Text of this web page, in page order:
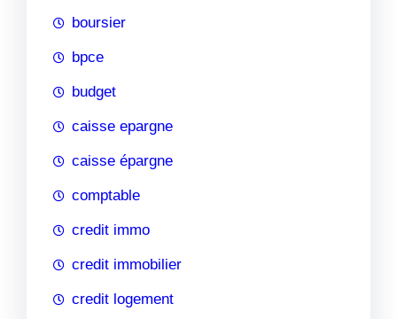
boursier
bpce
budget
caisse epargne
caisse épargne
comptable
credit immo
credit immobilier
credit logement